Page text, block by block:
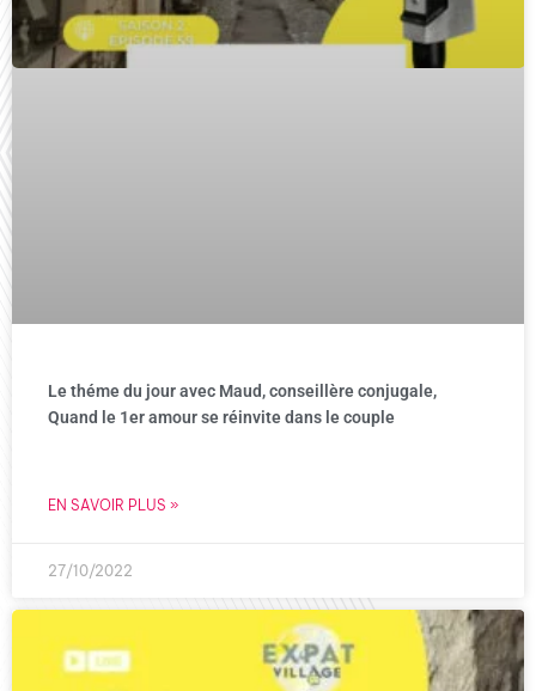
Le théme du jour avec Maud, conseillère conjugale,
Quand le 1er amour se réinvite dans le couple
EN SAVOIR PLUS »
27/10/2022